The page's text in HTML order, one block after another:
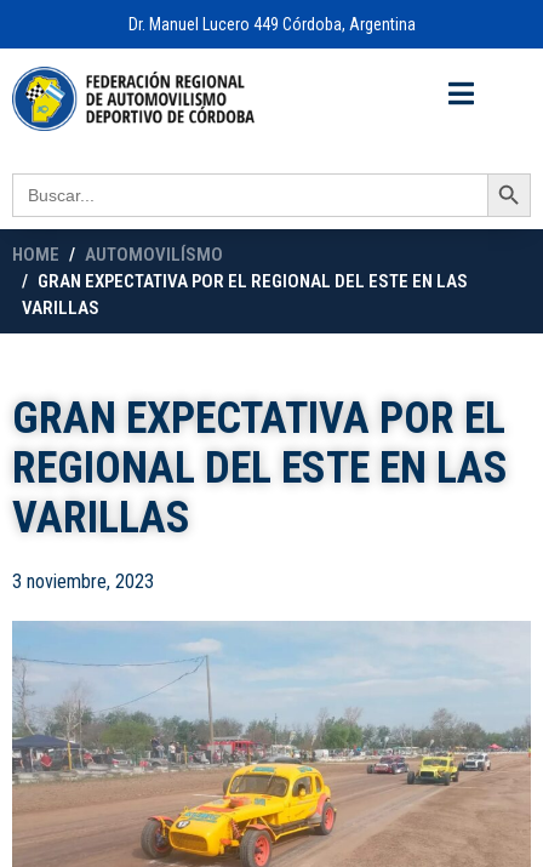
Dr. Manuel Lucero 449 Córdoba, Argentina
Search
for:
Search Button
HOME
AUTOMOVILÍSMO
GRAN EXPECTATIVA POR EL REGIONAL DEL ESTE EN LAS
VARILLAS
GRAN EXPECTATIVA POR EL
REGIONAL DEL ESTE EN LAS
VARILLAS
3 noviembre, 2023